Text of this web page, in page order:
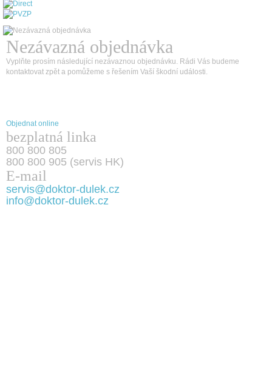
Nezávazná objednávka
Vyplňte prosím následující nezávaznou objednávku. Rádi Vás budeme
kontaktovat zpět a pomůžeme s řešením Vaší škodní události.
Objednat online
bezplatná linka
800 800 805
800 800 905 (servis HK)
E-mail
servis@doktor-dulek.cz
info@doktor-dulek.cz